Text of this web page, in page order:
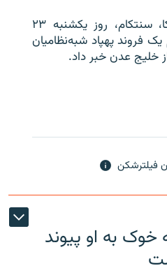
ستاد فرماندهی مرکزی آمریکا، سنتکام، روز یکشنبه ۲۳
فروند پهپاد شبه‌نظامیان
خلیج عدن خبر داد.
فیلترشکن
خوک به او پیوند